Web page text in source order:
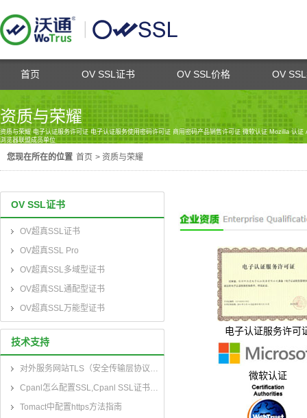
首页 OV SSL证书 OV SSL价格 OV
资质与荣耀
资质与荣耀 电子认证服务许可证 电子认证服务使用密码许可证 商用密码产品销售许可证 微软认证 Mozilla 认
浏览器联盟成员单位
您现在所在的位置 首页 > 资质与荣耀
OV SSL证书
OV超真SSL证书
OV超真SSL Pro
OV超真SSL多域型证书
OV超真SSL通配型证书
OV超真SSL万能型证书
技术支持
对外服务网站TLS（安全传输层协议）部署指南
Cpanl怎么配置SSL,Cpanl SSL证书部署指南
Tomact中配置https方法指南
电子认证服务许可
微软认证